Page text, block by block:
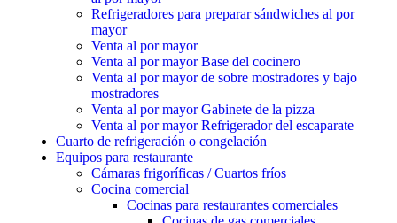
Refrigeradores para preparar sándwiches al por
mayor
Venta al por mayor
Venta al por mayor Base del cocinero
Venta al por mayor de sobre mostradores y bajo
mostradores
Venta al por mayor Gabinete de la pizza
Venta al por mayor Refrigerador del escaparate
Cuarto de refrigeración o congelación
Equipos para restaurante
Cámaras frigoríficas / Cuartos fríos
Cocina comercial
Cocinas para restaurantes comerciales